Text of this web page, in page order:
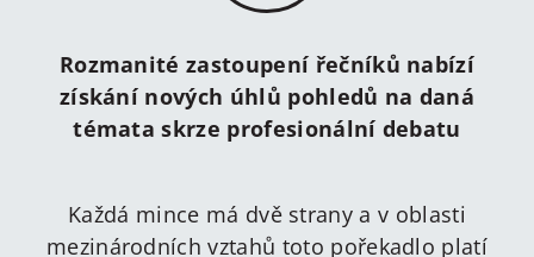
Rozmanité zastoupení řečníků nabízí
získání nových úhlů pohledů na daná
témata skrze profesionální debatu
Každá mince má dvě strany a v oblasti
mezinárodních vztahů toto pořekadlo platí